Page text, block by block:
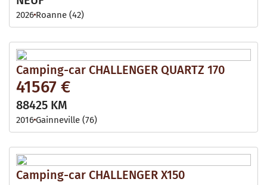
2026 Roanne (42)
Camping-car CHALLENGER QUARTZ 170
41567 €
88425 KM
2016Gainneville (76)
Camping-car CHALLENGER X150